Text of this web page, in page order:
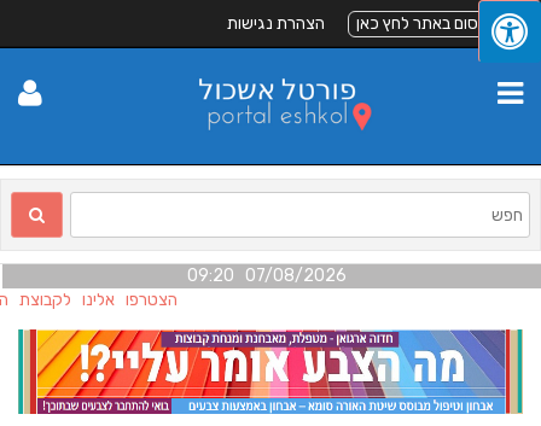
לפרסום באתר לחץ כאן הצהרת נגישות
07/08/2026 09:20
הצטרפו אלינו לקבוצת